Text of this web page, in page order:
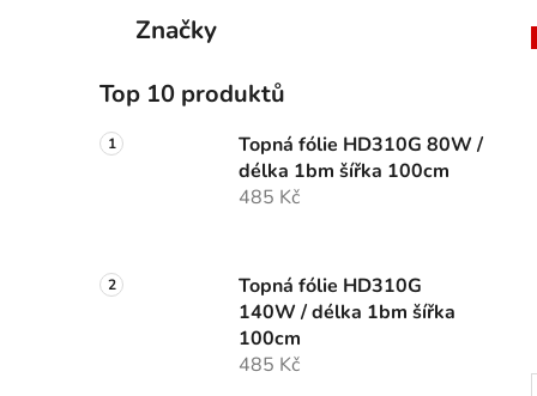
s
t
r
í
p
Přeskočit
kategorie
e
o
Značky
Top 10 produktů
Topná fólie HD310G 80W /
délka 1bm šířka 100cm
485 Kč
Topná fólie HD310G
140W / délka 1bm šířka
100cm
485 Kč